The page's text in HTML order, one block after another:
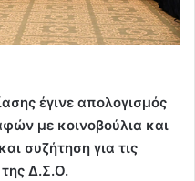
έγινε απολογισμός
με κοινοβούλια και
συζήτηση για τις
της Δ.Σ.Ο.